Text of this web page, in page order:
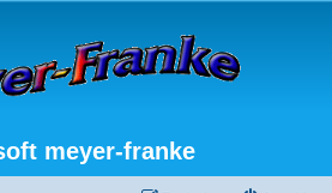
meyer-franke